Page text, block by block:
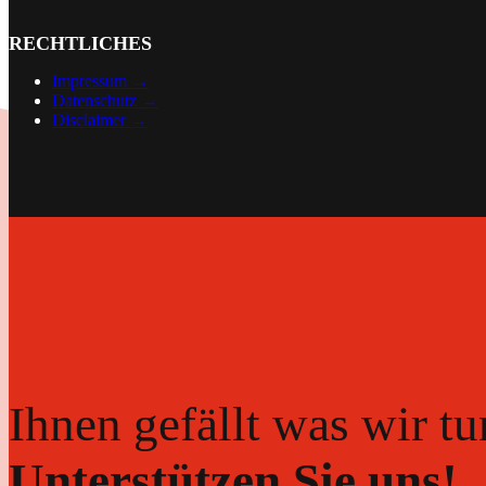
RECHTLICHES
Impressum →
Datenschutz →
Disclaimer→
Ihnen gefällt was wir